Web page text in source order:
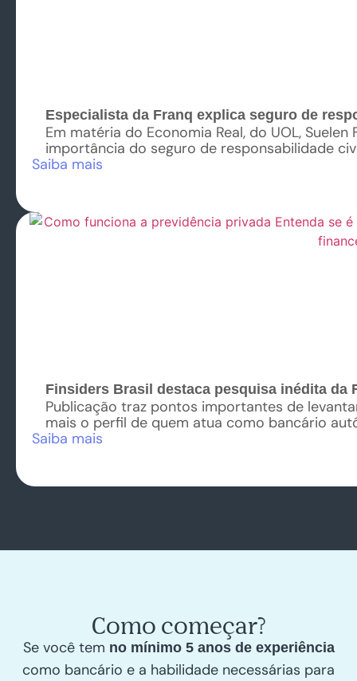
Especialista da Franq explica seguro de
Em matéria do Economia Real, do UOL,
importância do seguro de responsabilidade
Saiba mais
Finsiders Brasil destaca pesquisa inédita da
Publicação traz pontos importantes de
mais o perfil de quem atua como bancário
Saiba mais
Como começar?
Se você tem no mínimo 5 anos de experiência
como bancário e a habilidade necessárias para